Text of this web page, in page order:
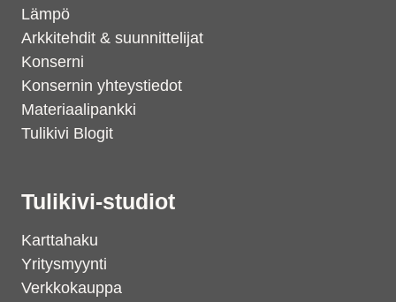
Lämpö
Arkkitehdit & suunnittelijat
Konserni
Konsernin yhteystiedot
Materiaalipankki
Tulikivi Blogit
Tulikivi-studiot
Karttahaku
Yritysmyynti
Verkkokauppa